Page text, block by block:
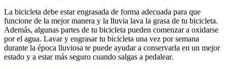
La bicicleta debe estar engrasada de forma adecuada para que
funcione de la mejor manera y la lluvia lava la grasa de tu bicicleta.
Además, algunas partes de tu bicicleta pueden comenzar a oxidarse
por el agua. Lavar y engrasar tu bicicleta una vez por semana
durante la época lluviosa te puede ayudar a conservarla en un mejor
estado y a estar más seguro cuando salgas a pedalear.